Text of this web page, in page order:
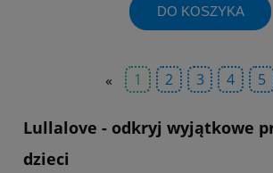
DO KOSZYKA
« 1 2 3 4 5
Lullalove - odkryj wyjątkowe
dzieci